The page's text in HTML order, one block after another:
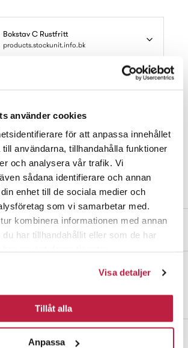
använder cookies
för att anpassa innehållet
användarna, tillhandahålla funktioner
och analysera vår trafik. Vi
sådana identifierare och annan
enhet till de sociala medier och
som vi samarbetar med.
kombinera informationen med annan
har tillhandahållit eller som de har
Visa detaljer
Tillåt alla
Anpassa
Bokstav C Rustfritt
products.stockunit.info.bk
Kjøp online
Finn butikk
med selvklebende 3M-tape. Høyde 50 mm,
dimensjoner